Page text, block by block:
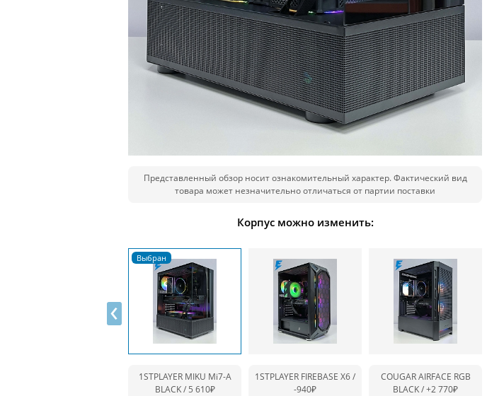
Представленный обзор носит ознакомительный характер. Фактический вид
товара может незначительно отличаться от партии поставки
Корпус можно изменить:
1STPLAYER MIKU Mi7-A
BLACK / 5 610₽
1STPLAYER FIREBASE X6 /
-940₽
COUGAR AIRFACE RGB
BLACK /+2 770₽
‹